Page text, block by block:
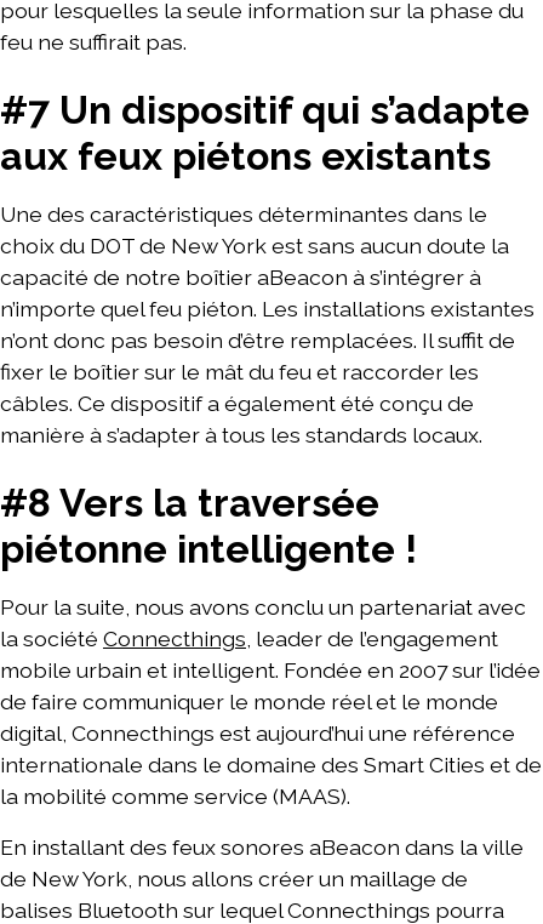
pour lesquelles la seule information sur la phase du
feu ne suffirait pas.
#7 Un dispositif qui s’adapte
aux feux piétons existants
Une des caractéristiques déterminantes dans le
choix du DOT de New York est sans aucun doute la
capacité de notre boîtier aBeacon à s’intégrer à
n’importe quel feu piéton. Les installations existantes
n’ont donc pas besoin d’être remplacées. Il suffit de
fixer le boîtier sur le mât du feu et raccorder les
câbles. Ce dispositif a également été conçu de
manière à s’adapter à tous les standards locaux.
#8 Vers la traversée
piétonne intelligente !
Pour la suite, nous avons conclu un partenariat avec
la société Connecthings , leader de l’engagement
mobile urbain et intelligent. Fondée en 2007 sur l’idée
de faire communiquer le monde réel et le monde
digital, Connecthings est aujourd’hui une référence
internationale dans le domaine des Smart Cities et de
la mobilité comme service (MAAS).
En installant des feux sonores aBeacon dans la ville
de New York, nous allons créer un maillage de
balises Bluetooth sur lequel Connecthings pourra